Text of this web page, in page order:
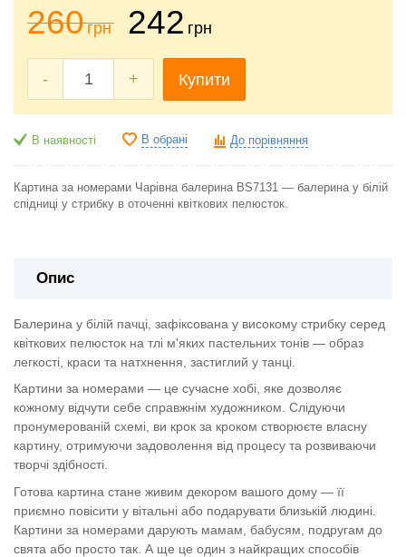
260грн 242 грн
- + Купити
В наявності В обрані До порівняння
Картина за номерами Чарівна балерина BS7131 — балерина у білій
спідниці у стрибку в оточенні квіткових пелюсток.
Опис
Балерина у білій пачці, зафіксована у високому стрибку серед
квіткових пелюсток на тлі м'яких пастельних тонів — образ
легкості, краси та натхнення, застиглий у танці.
Картини за номерами — це сучасне хобі, яке дозволяє
кожному відчути себе справжнім художником. Слідуючи
пронумерованій схемі, ви крок за кроком створюєте власну
картину, отримуючи задоволення від процесу та розвиваючи
творчі здібності.
Готова картина стане живим декором вашого дому — її
приємно повісити у вітальні або подарувати близькій людині.
Картини за номерами дарують мамам, бабусям, подругам до
свята або просто так. А ще це один з найкращих способів